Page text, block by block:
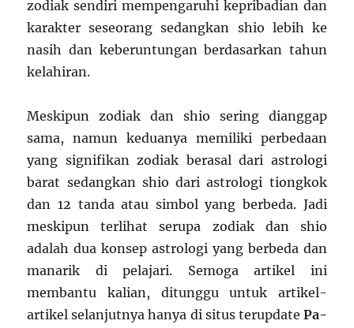
zodiak sendiri mempengaruhi kepribadian dan
karakter seseorang sedangkan shio lebih ke
nasih dan keberuntungan berdasarkan tahun
kelahiran.
Meskipun zodiak dan shio sering dianggap
sama, namun keduanya memiliki perbedaan
yang signifikan zodiak berasal dari astrologi
barat sedangkan shio dari astrologi tiongkok
dan 12 tanda atau simbol yang berbeda. Jadi
meskipun terlihat serupa zodiak dan shio
adalah dua konsep astrologi yang berbeda dan
manarik di pelajari. Semoga artikel ini
membantu kalian, ditunggu untuk artikel-
artikel selanjutnya hanya di situs terupdate Pa-